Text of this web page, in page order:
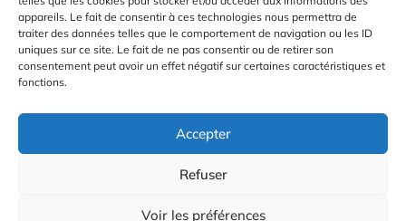
appareils. Le fait de consentir à ces technologies nous permettra de
traiter des données telles que le comportement de navigation ou les ID
uniques sur ce site. Le fait de ne pas consentir ou de retirer son
consentement peut avoir un effet négatif sur certaines caractéristiques et
fonctions.
Accepter
Refuser
Voir les préférences
Gestion des Cookies
© 2026 Radio Calade